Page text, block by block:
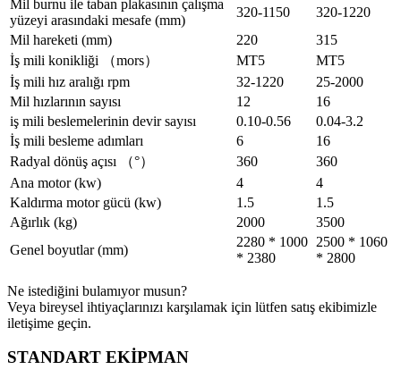
Mil burnu ile taban plakasının çalışma
yüzeyi arasındaki mesafe (mm)
320-1150
320-1220
Mil hareketi (mm)
220
315
İş mili konikliği （mors）
MT5
MT5
İş mili hız aralığı rpm
32-1220
25-2000
Mil hızlarının sayısı
12
16
iş mili beslemelerinin devir sayısı
0.10-0.56
0.04-3.2
İş mili besleme adımları
6
16
Radyal dönüş açısı （°）
360
360
Ana motor (kw)
4
4
Kaldırma motor gücü (kw)
1.5
1.5
Ağırlık (kg)
2000
3500
Genel boyutlar (mm)
2280 * 1000
* 2380
2500 * 1060
* 2800
Ne istediğini bulamıyor musun?
Veya bireysel ihtiyaçlarınızı karşılamak için lütfen satış ekibimizle
iletişime geçin.
STANDART EKİPMAN